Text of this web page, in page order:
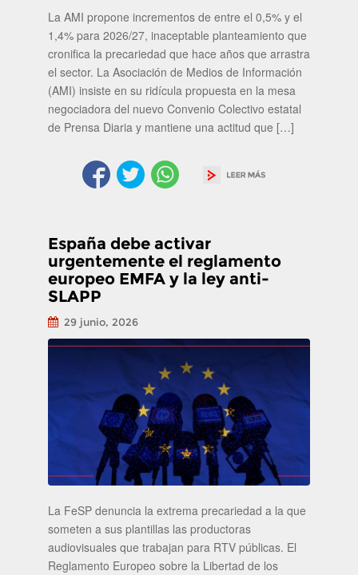
La AMI propone incrementos de entre el 0,5% y el
1,4% para 2026/27, inaceptable planteamiento que
cronifica la precariedad que hace años que arrastra
el sector. La Asociación de Medios de Información
(AMI) insiste en su ridícula propuesta en la mesa
negociadora del nuevo Convenio Colectivo estatal
de Prensa Diaria y mantiene una actitud que […]
España debe activar
urgentemente el reglamento
europeo EMFA y la ley anti-
SLAPP
29 junio, 2026
La FeSP denuncia la extrema precariedad a la que
someten a sus plantillas las productoras
audiovisuales que trabajan para RTV públicas. El
Reglamento Europeo sobre la Libertad de los